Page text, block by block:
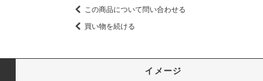
この商品について問い合わせる
買い物を続ける
イメージ